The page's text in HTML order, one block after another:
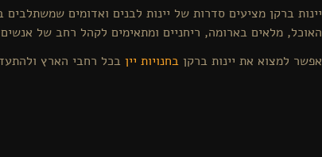
יינות ברקן מציעים סדרות של יינות לבנים ואדומים
האוכל, מלאים בארומה, ריחניים ומתאימים לקהל רחב של
אפשר למצוא את יינות ברקןבחנויות יין בכל רחבי הארץ